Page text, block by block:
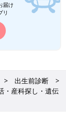
届け
リ
出生前診断
・産科探し・遺伝